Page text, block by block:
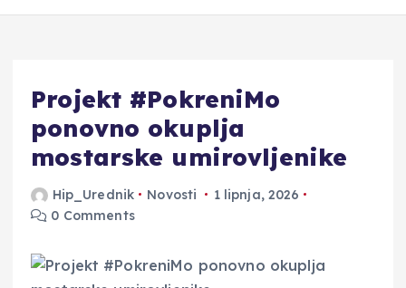
Projekt #PokreniMo
ponovno okuplja
mostarske umirovljenike
Hip_Urednik Novosti
1 lipnja, 2026
0 Comments